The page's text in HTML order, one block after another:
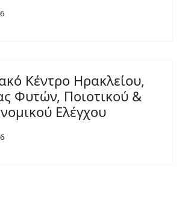
Κέντρο Ηρακλείου,
Φυτών, Ποιοτικού &
Ελέγχου